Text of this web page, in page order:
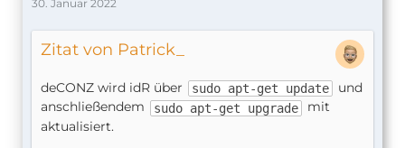
30. Januar 2022
Zitat von Patrick_
deCONZ wird idR über sudo apt-get update
und
anschließendem
sudo apt-get upgrade
mit
aktualisiert.